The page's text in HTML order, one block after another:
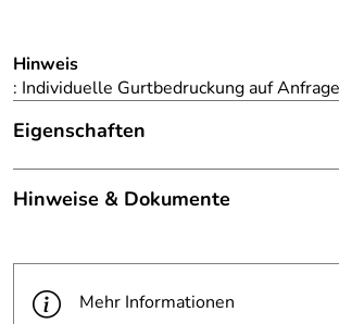
Hinweis
: Individuelle Gurtbedruckung auf
Eigenschaften
beispielhaft zu
Textbeschreibung.
Hinweise & Dokumente
PDF 6 Technische Zeichnung
Mehr Informationen